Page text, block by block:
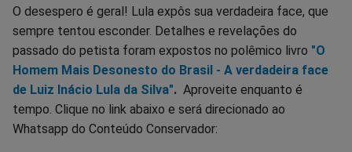
O desespero é geral! Lula expôs sua verdadeira face, que
sempre tentou esconder. Detalhes e revelações do
passado do petista foram expostos no polêmico livro "O
Homem Mais Desonesto do Brasil - A verdadeira face
de Luiz Inácio Lula da Silva". Aproveite enquanto é
tempo. Clique no link abaixo e será direcionado ao
Whatsapp do Conteúdo Conservador: